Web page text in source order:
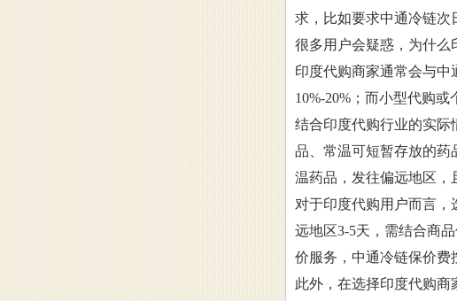
求，比如要求中通冷链次
很多用户会疑惑，为什么
印度代购商家通常会与
10%-20%；而小型代购
结合印度代购行业的实际
品、常温可短暂存放的药
温药品，发往偏远地区，
对于印度代购用户而言，
远地区3-5天，需结合商
价服务，中通冷链保价费
此外，在选择印度代购